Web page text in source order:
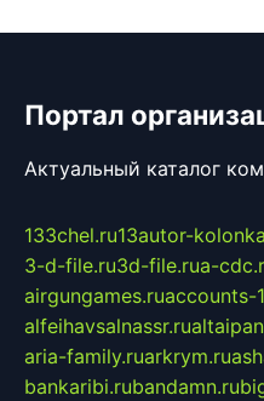
Портал
Актуальный каталог
133chel.ru13autor-
3-d-file.ru3d-file.rua-
airgungames.ruaccounts-
alfeihavsalnassr.ru
aria-family.ruarkrym.ru
bankaribi.rubandamn.ru